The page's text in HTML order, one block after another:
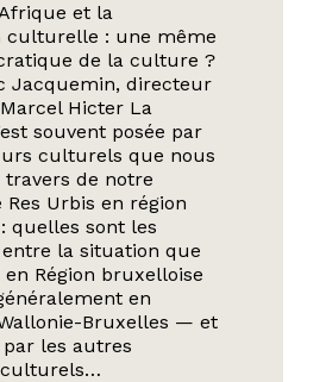
et la
culturelle : une même
de la culture ?
Jacquemin, directeur
Hicter La
souvent posée par
culturels que nous
de notre
Urbis en région
quelles sont les
la situation que
en Région bruxelloise
en
Bruxelles — et
les autres